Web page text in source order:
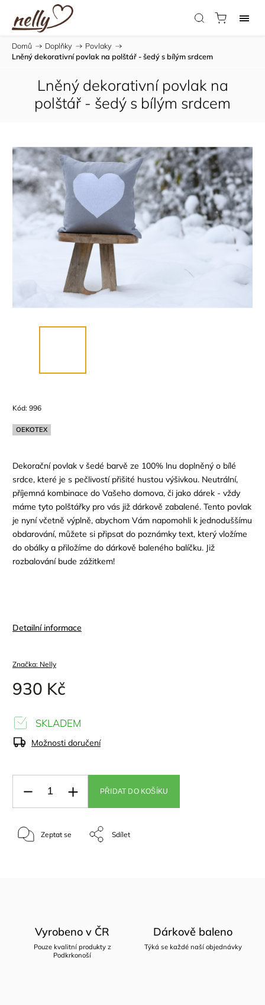
Domů / Doplňky / Povlaky /
Lněný dekorativní povlak na polštář - šedý s bílým srdcem
Lněný dekorativní povlak na
polštář - šedý s bílým srdcem
Kód: 996
OEKOTEX
Dekorační povlak v šedé barvě ze 100% lnu doplněný o bílé
srdce, které je s pečlivostí přišité hustou výšivkou. Neutrální,
příjemná kombinace do Vašeho domova, či jako dárek - vždy
máme tyto polštářky pro vás již dárkově zabalené. Tento povlak
je nyní včetně výplně, abychom Vám napomohli k jednoduššímu
obdarování, můžete si připsat do poznámky text, který vložíme
do obálky a přiložíme do dárkově baleného balíčku. Již
rozbalování bude zážitkem!
Detailní informace
Značka: Nelly
930 Kč
SKLADEM
Možnosti doručení
PŘIDAT DO KOŠÍKU
Zeptat se Sdílet
Vyrobeno v ČR
Pouze kvalitní produkty z
Podkrkonoší
Dárkově baleno
Týká se každé naší objednávky